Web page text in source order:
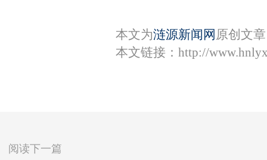
本文为涟源新闻网 原创文
本文链接： http://
阅读下一篇